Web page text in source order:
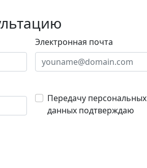
Электронная почта
Передачу персональных
данных подтверждаю